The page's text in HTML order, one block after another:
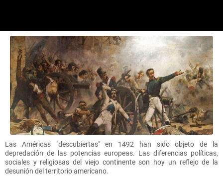
Las Américas "descubiertas" en 1492 han sido objeto de la
depredación de las potencias europeas. Las diferencias políticas,
sociales y religiosas del viejo continente son hoy un reflejo de la
desunión del territorio americano.